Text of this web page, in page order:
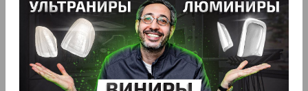
Среди преимуществ врачи выделяют
минимальную инвазивность процедуры,
долговечность и естественный внешний вид.
При правильном уходе люминиры могут
прослужить до 20 лет. Однако есть и недостатки:
высокая цена, необходимость предварительной